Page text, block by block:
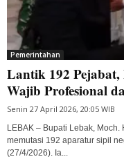
Pemerintahan
Lantik 192
Wajib Profesional
Senin 27 April 2026, 20:05 WIB
LEBAK – Bupati Lebak,
memutasi 192 aparatur sipil
(27/4/2026). Ia...